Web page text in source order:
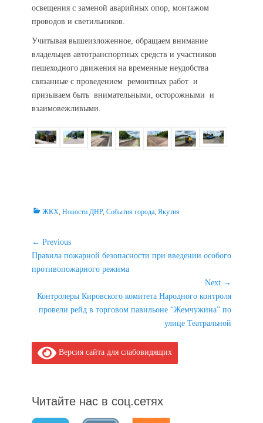
освещения с заменой аварийных опор, монтажом
проводов и светильников.
Учитывая вышеизложенное, обращаем внимание
владельцев автотранспортных средств и участников
пешеходного движения на временные неудобства
связанные с проведением ремонтных работ и
призываем быть внимательными, осторожными и
взаимовежливыми.
Categories
ЖКХ, Новости ДНР, События города, Якутия
Навигация
по
записям
← Previous
Previous
post:
Правила пожарной безопасности при введении особого
противопожарного режима
Next →
Next
post:
Контролеры Кировского комитета Народного контроля
провели рейд в торговом павильоне “Жемчужина” по
улице Театральной
Версия сайта для слабовидящих
Читайте нас в соц.сетях